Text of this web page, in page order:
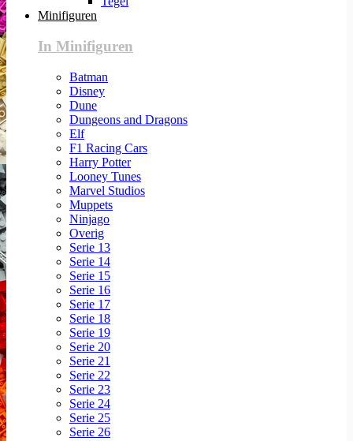
Minifiguren
In Minifiguren
Batman
Disney
Dune
Dungeons and Dragons
Elf
F1 Racing Cars
Harry Potter
Looney Tunes
Marvel Studios
Muppets
Ninjago
Overig
Serie 13
Serie 14
Serie 15
Serie 16
Serie 17
Serie 18
Serie 19
Serie 20
Serie 21
Serie 22
Serie 23
Serie 24
Serie 25
Serie 26